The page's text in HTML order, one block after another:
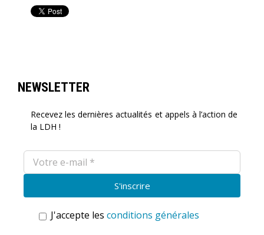
NEWSLETTER
Recevez les dernières actualités et appels à l’action de
la LDH !
J'accepte les conditions générales